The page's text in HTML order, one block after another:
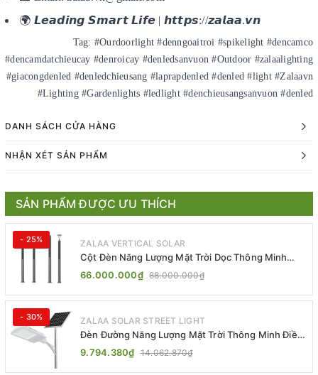
🌍 𝙇𝙚𝙖𝙙𝙞𝙣𝙜 𝙎𝙢𝙖𝙧𝙩 𝙇𝙞𝙛𝙚 | 𝙝𝙩𝙩𝙥𝙨://𝙯𝙖𝙡𝙖𝙖.𝙫𝙣
Tag: #Ourdoorlight #denngoaitroi #spikelight #dencamco
#dencamdatchieucay #denroicay #denledsanvuon #Outdoor #zalaalighting
#giacongdenled #denledchieusang #laprapdenled #denled #light #Zalaavn
#Lighting #Gardenlights #ledlight #denchieusangsanvuon #denled
DANH SÁCH CỬA HÀNG
NHẬN XÉT SẢN PHẨM
SẢN PHẨM ĐƯỢC ƯU THÍCH
- 25% ZALAA VERTICAL SOLAR
Cột Đèn Năng Lượng Mặt Trời Dọc Thông Minh
ZSR-YYDS-360 | ZALAA Jsc
66.000.000₫ 88.000.000₫
- 30% ZALAA SOLAR STREET LIGHT
Đèn Đường Năng Lượng Mặt Trời Thông Minh Điều
Khiển MPPT ZL-GMX01 ZALAA
9.794.380₫ 14.062.870₫